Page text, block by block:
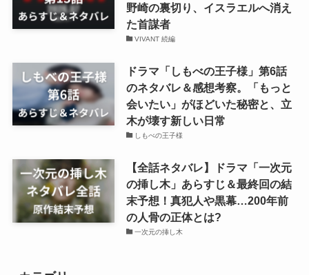
野崎の裏切り、イスラエルへ消え
た首謀者
VIVANT 続編
ドラマ「しもべの王子様」第6話
のネタバレ＆感想考察。「もっと
会いたい」がほどいた秘密と、立
木が壊す新しい日常
しもべの王子様
【全話ネタバレ】ドラマ「一次元
の挿し木」あらすじ＆最終回の結
末予想！真犯人や黒幕…200年前
の人骨の正体とは?
一次元の挿し木